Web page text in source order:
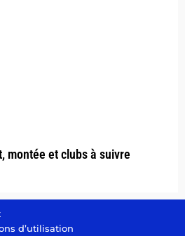
montée et clubs à suivre
d’utilisation